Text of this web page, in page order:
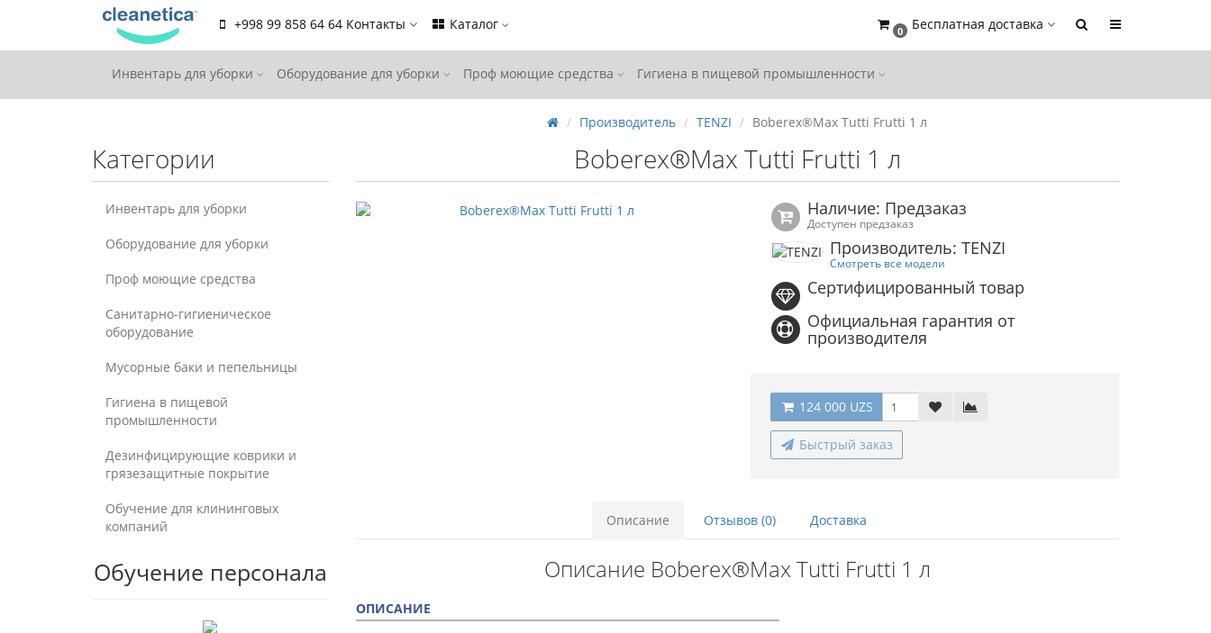
+998 99 858 64 64 Контакты Каталог 0 Бесплатная доставка
Инвентарь для уборки Оборудование для уборки Проф моющие средства Гигиена в пищевой промышленности
Категории
Инвентарь для уборки
Оборудование для уборки
Проф моющие средства
Санитарно-гигиеническое
оборудование
Мусорные баки и пепельницы
Гигиена в пищевой
промышленности
Дезинфицирующие коврики и
грязезащитные покрытие
Обучение для клининговых
компаний
Обучение персонала
Производитель TENZI Boberex®Max Tutti Frutti 1 л
Boberex®Max Tutti Frutti 1 л
Наличие: Предзаказ
Доступен предзаказ
Производитель: TENZI
Смотреть все модели
Сертифицированный товар
Официальная гарантия от
производителя
124 000 UZS
Быстрый заказ
Описание Отзывов (0) Доставка
Описание Boberex®Max Tutti Frutti 1 л
ОПИСАНИЕ